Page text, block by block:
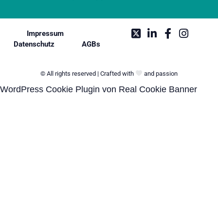
Impressum
Datenschutz
AGBs
© All rights reserved | Crafted with and passion
WordPress Cookie Plugin von Real Cookie Banner